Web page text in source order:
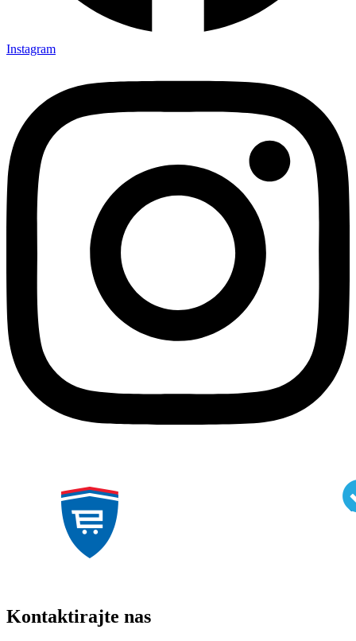
Instagram
Kontaktirajte nas